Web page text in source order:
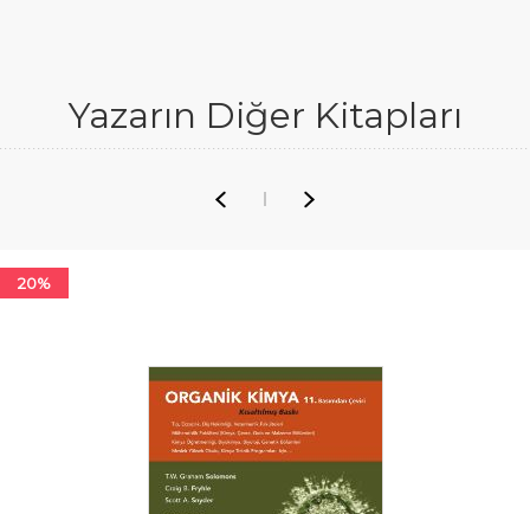
Yazarın Diğer Kitapları
20%